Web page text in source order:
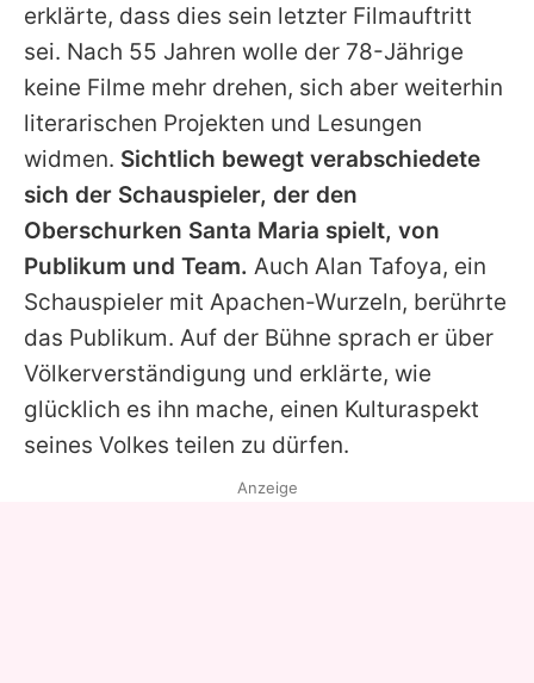
erklärte, dass dies sein letzter Filmauftritt
sei. Nach 55 Jahren wolle der 78-Jährige
keine Filme mehr drehen, sich aber weiterhin
literarischen Projekten und Lesungen
widmen. Sichtlich bewegt verabschiedete
sich der Schauspieler, der den
Oberschurken Santa Maria spielt, von
Publikum und Team. Auch Alan Tafoya, ein
Schauspieler mit Apachen-Wurzeln, berührte
das Publikum. Auf der Bühne sprach er über
Völkerverständigung und erklärte, wie
glücklich es ihn mache, einen Kulturaspekt
seines Volkes teilen zu dürfen.
Anzeige